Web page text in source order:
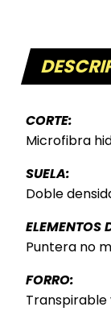
CORTE:
Microfibra
SUELA:
Doble
ELEMENTOS
Puntera no
FORRO:
Transpirable